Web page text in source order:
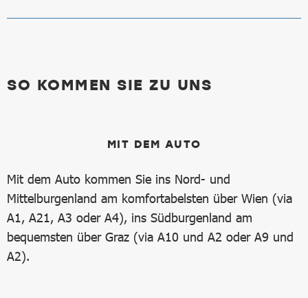
SO KOMMEN SIE ZU UNS
MIT DEM AUTO
Mit dem Auto kommen Sie ins Nord- und
Mittelburgenland am komfortabelsten über Wien (via
A1, A21, A3 oder A4), ins Südburgenland am
bequemsten über Graz (via A10 und A2 oder A9 und
A2).